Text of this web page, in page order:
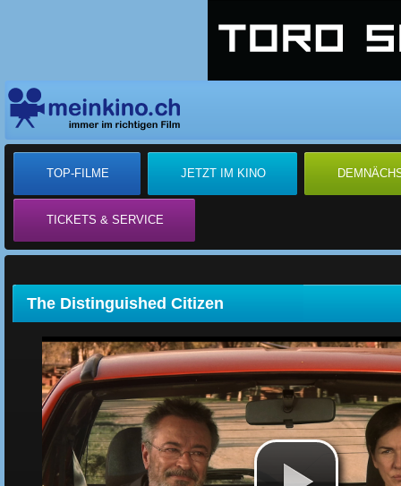
TOP-FILME JETZT IM KINO
TICKETS & SERVICE
The Distinguished Citizen